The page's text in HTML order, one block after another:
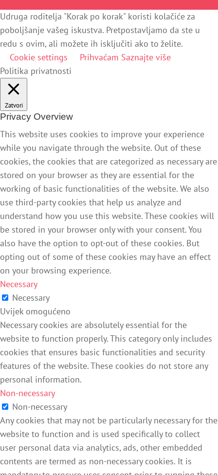
Udruga roditelja "Korak po korak" koristi kolačiće za
poboljšanje vašeg iskustva. Pretpostavljamo da ste u
redu s ovim, ali možete ih isključiti ako to želite.
Cookie settings
Prihvaćam Saznajte više
Politika privatnosti
Zatvori
Privacy Overview
This website uses cookies to improve your experience
while you navigate through the website. Out of these
cookies, the cookies that are categorized as necessary are
stored on your browser as they are essential for the
working of basic functionalities of the website. We also
use third-party cookies that help us analyze and
understand how you use this website. These cookies will
be stored in your browser only with your consent. You
also have the option to opt-out of these cookies. But
opting out of some of these cookies may have an effect
on your browsing experience.
Necessary
Necessary
Uvijek omogućeno
Necessary cookies are absolutely essential for the
website to function properly. This category only includes
cookies that ensures basic functionalities and security
features of the website. These cookies do not store any
personal information.
Non-necessary
Non-necessary
Any cookies that may not be particularly necessary for the
website to function and is used specifically to collect
user personal data via analytics, ads, other embedded
contents are termed as non-necessary cookies. It is